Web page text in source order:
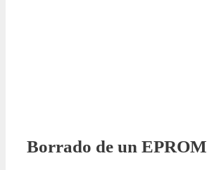
Borrado de un EPROM